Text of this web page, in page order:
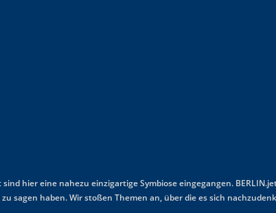
hier eine nahezu einzigartige Symbiose eingegangen.
sagen haben. Wir stoßen Themen an, über die es sich